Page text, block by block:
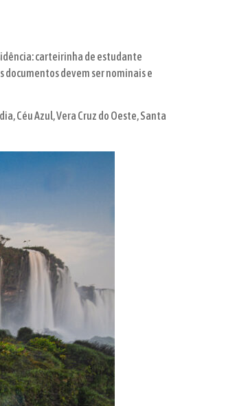
carteirinha de estudante
devem ser nominais e
Céu Azul, Vera Cruz do Oeste, Santa